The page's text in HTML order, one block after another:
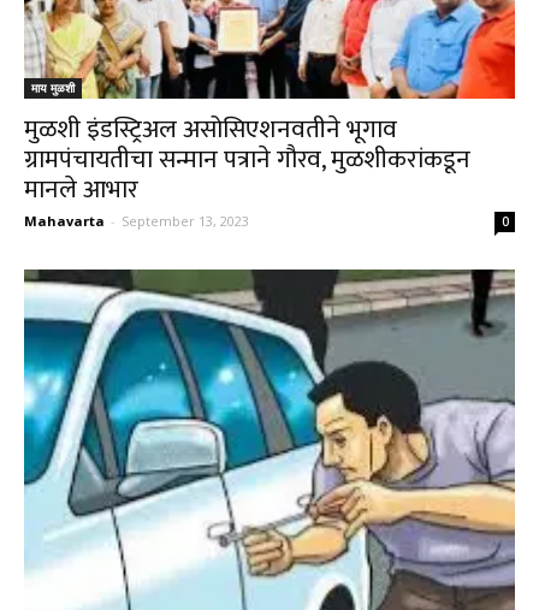
माय मुळशी
मुळशी इंडस्ट्रिअल असोसिएशनवतीने भूगाव
ग्रामपंचायतीचा सन्मान पत्राने गौरव, मुळशीकरांकडून
मानले आभार
Mahavarta - September 13, 2023 0